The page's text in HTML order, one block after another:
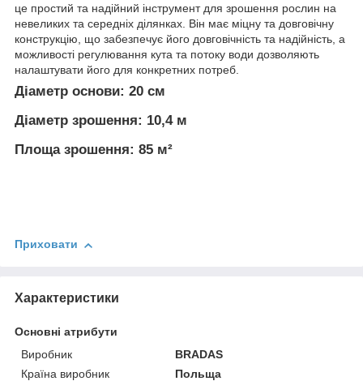
це простий та надійний інструмент для зрошення рослин на
невеликих та середніх ділянках. Він має міцну та довговічну
конструкцію, що забезпечує його довговічність та надійність, а
можливості регулювання кута та потоку води дозволяють
налаштувати його для конкретних потреб.
Діаметр основи: 20 см
Діаметр зрошення: 10,4 м
Площа зрошення: 85 м²
Приховати
Характеристики
Основні атрибути
Виробник
BRADAS
Країна виробник
Польща